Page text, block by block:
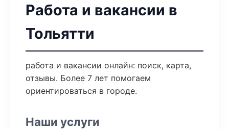
Работа и вакансии в
Тольятти
работа и вакансии онлайн: поиск, карта,
отзывы. Более 7 лет помогаем
ориентироваться в городе.
Наши услуги